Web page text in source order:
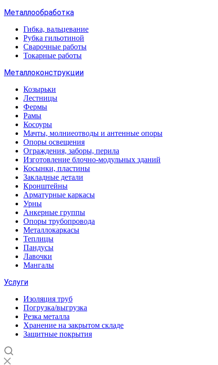
Металлообработка
Гибка, вальцевание
Рубка гильотиной
Сварочные работы
Токарные работы
Металлоконструкции
Козырьки
Лестницы
Фермы
Рамы
Косоуры
Мачты, молниеотводы и антенные опоры
Опоры освещения
Ограждения, заборы, перила
Изготовление блочно-модульных зданий
Косынки, пластины
Закладные детали
Кронштейны
Арматурные каркасы
Урны
Анкерные группы
Опоры трубопровода
Металлокаркасы
Теплицы
Пандусы
Лавочки
Мангалы
Услуги
Изоляция труб
Погрузка/выгрузка
Резка металла
Хранение на закрытом складе
Защитные покрытия